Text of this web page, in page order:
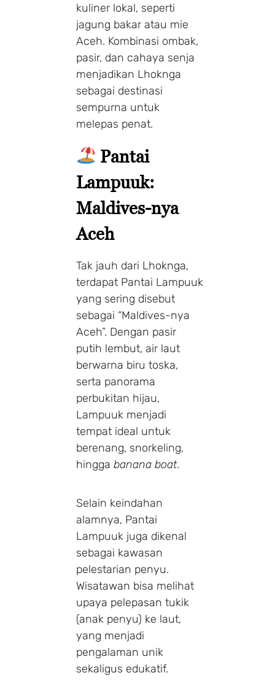
kuliner lokal, seperti
jagung bakar atau mie
Aceh. Kombinasi ombak,
pasir, dan cahaya senja
menjadikan Lhoknga
sebagai destinasi
sempurna untuk
melepas penat.
Pantai
Lampuuk:
Maldives-nya
Aceh
Tak jauh dari Lhoknga,
terdapat Pantai Lampuuk
yang sering disebut
sebagai “Maldives-nya
Aceh”. Dengan pasir
putih lembut, air laut
berwarna biru toska,
serta panorama
perbukitan hijau,
Lampuuk menjadi
tempat ideal untuk
berenang, snorkeling,
hingga banana boat.
Selain keindahan
alamnya, Pantai
Lampuuk juga dikenal
sebagai kawasan
pelestarian penyu.
Wisatawan bisa melihat
upaya pelepasan tukik
(anak penyu) ke laut,
yang menjadi
pengalaman unik
sekaligus edukatif.